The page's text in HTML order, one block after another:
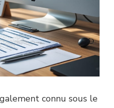
connu sous le